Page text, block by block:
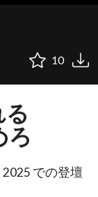
10
ろ
での登壇